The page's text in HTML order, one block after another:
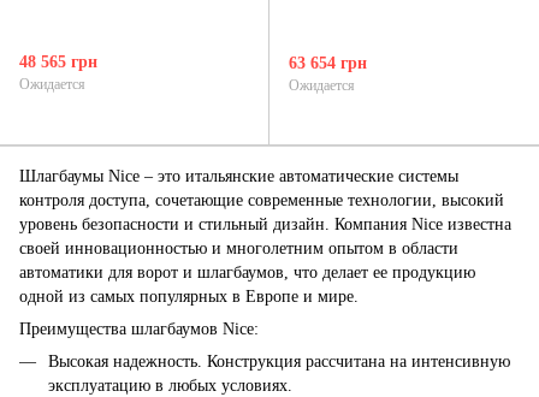
Шлагбаумы Nice – это итальянские автоматические системы
контроля доступа, сочетающие современные технологии, высокий
уровень безопасности и стильный дизайн. Компания Nice известна
своей инновационностью и многолетним опытом в области
автоматики для ворот и шлагбаумов, что делает ее продукцию
одной из самых популярных в Европе и мире.
Преимущества шлагбаумов Nice:
Высокая надежность. Конструкция рассчитана на интенсивную
эксплуатацию в любых условиях.
48 565 грн
Ожидается
63 654 грн
Ожидается